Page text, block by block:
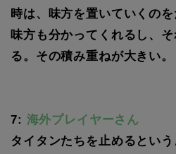
時は、味方を置いていくのを
味方も分かってくれるし、
る。その積み重ねが大きい。
7: 海外プレイヤーさん
タイタンたちを止めるとい